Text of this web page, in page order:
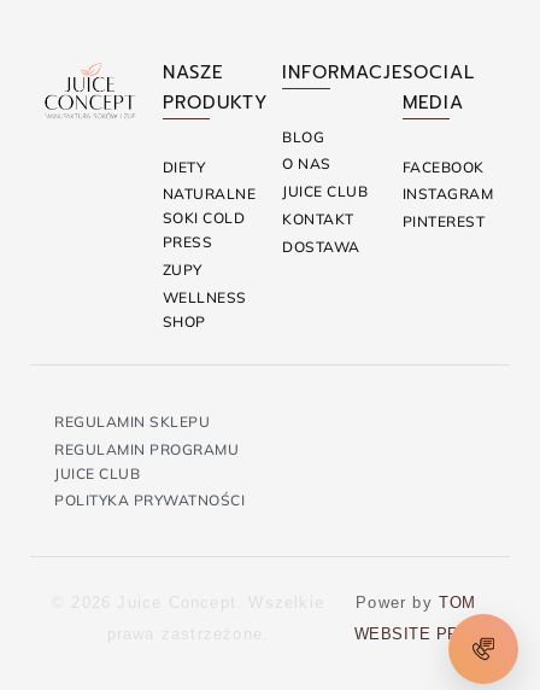
NASZE
PRODUKTY
DIETY
NATURALNE
SOKI COLD
PRESS
ZUPY
WELLNESS
SHOP
INFORMACJE
BLOG
O NAS
JUICE CLUB
KONTAKT
DOSTAWA
SOCIAL
MEDIA
FACEBOOK
INSTAGRAM
PINTEREST
REGULAMIN SKLEPU
REGULAMIN PROGRAMU
JUICE CLUB
POLITYKA PRYWATNOŚCI
Power byTOM
WEBSITE PRO